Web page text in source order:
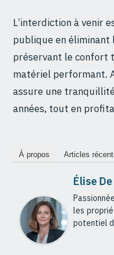
L’interdiction à venir
publique en éliminant
préservant le confort
matériel performant.
assure une
années, tout en
À propos Articles
Élise
les
potentiel